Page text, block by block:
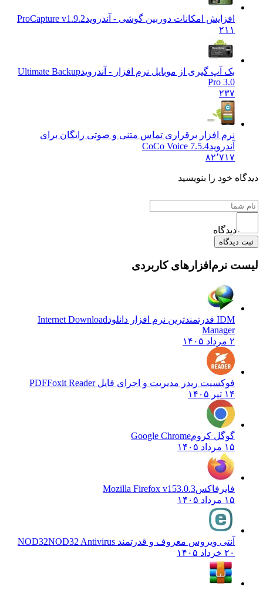
افزایش امکانات دوربین گوشی - آندرویدProCapture v1.9.2
بک آپ گیری از موبایل نرم افزار - آندرویدUltimate Backup
Pro 3.0
نرم افزار برقراری تماس متنی و صوتی رایگان برای
آندرویدCoCo Voice 7.5.4
۸۲٬۷۱۷
خود را بنویسید
دیدگاه
نرم‌افزارهای کاربردی
Internet Download
Manager
فوکسیت ریدر مدیریت و اجرای فایل PDF Foxit Reader
گوگل کروم Google Chrome
فایرفاکسMozilla Firefox v153.0.3
آنتی ویروس معروف و قدرتمند NOD32 NOD32 Antivirus